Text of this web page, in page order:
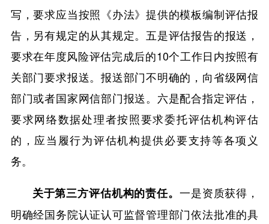
写，要求应当按照《办法》提供的模板编制评估报
告，另有规定的从其规定。五是评估报告的报送，
要求在年度风险评估完成后的10个工作日内按照有
关部门要求报送。报送部门不明确的，向省级网信
部门或者国家网信部门报送。六是配合指定评估，
要求网络数据处理者按照要求委托评估机构评估
的，应当履行为评估机构提供必要支持等各项义
务。
关于第三方评估机构的责任。 一是资质获得，
明确经国务院认证认可监督管理部门依法批准的具